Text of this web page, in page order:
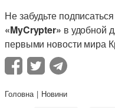
Не забудьте
«MyCrypter» в удобной
первыми новости мира
Головна Новини